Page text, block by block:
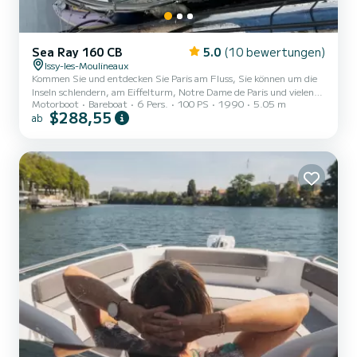
Sea Ray 160 CB 5.0 (10 bewertungen)
Issy-les-Moulineaux
Kommen Sie und entdecken Sie Paris am Fluss, Sie können um die
Inseln schlendern, am Eiffelturm, Notre Dame de Paris und vielen
anderen berühmten Brücken und Denkmälern vorbeigehen, den
Saint-Martin-Kanal und das Vilette-Becken
werden! Ein Boot, das sowohl benutzerfreundlich als auch
leistungsstark ist und über einen Yamaha 4T-Motor mit 100 PS
verfügt, der von einem Fachmann gewart...
Motorboot Bareboat 6 Pers. 100 PS 1990 5.05 m
ab $288,55